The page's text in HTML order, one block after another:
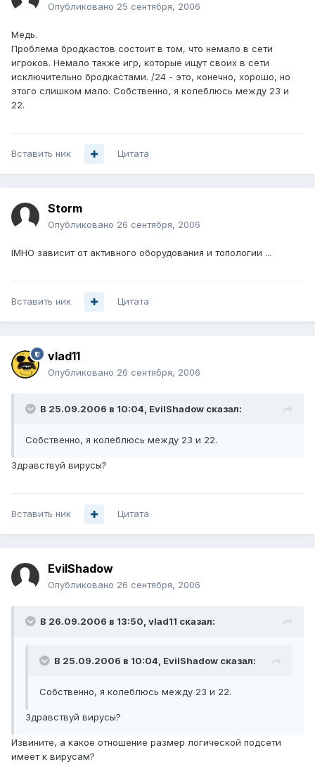
Опубликовано 25 сентября, 2006
Медь.
Проблема бродкастов состоит в том, что немало в сети
игроков. Немало также игр, которые ищут своих в сети
исключительно бродкастами. /24 - это, конечно, хорошо, но
этого слишком мало. Собственно, я колеблюсь между 23 и
22.
Вставить ник Цитата
Storm
Опубликовано 26 сентября, 2006
IMHO зависит от активного оборудования и топологии ...
Вставить ник Цитата
vlad11
Опубликовано 26 сентября, 2006
В 25.09.2006 в 10:04, EvilShadow сказал:
Собственно, я колеблюсь между 23 и 22.
Здравствуй вирусы?
Вставить ник Цитата
EvilShadow
Опубликовано 26 сентября, 2006
В 26.09.2006 в 13:50, vlad11 сказал:
В 25.09.2006 в 10:04, EvilShadow сказал:
Собственно, я колеблюсь между 23 и 22.
Здравствуй вирусы?
Извините, а какое отношение размер логической подсети
имеет к вирусам?